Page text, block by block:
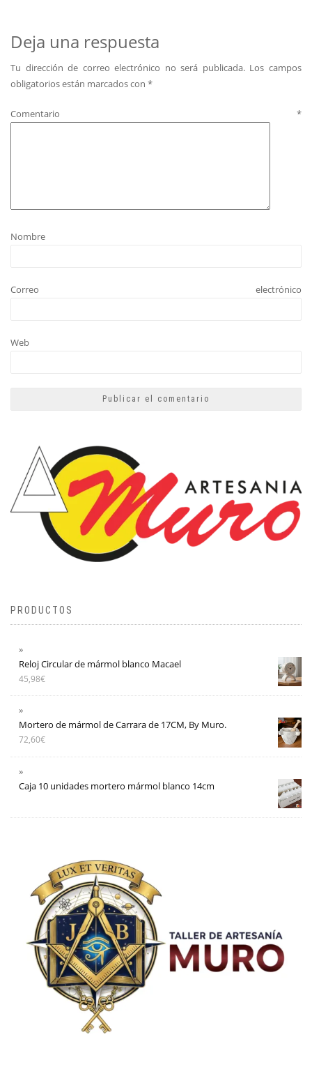
entradas
Deja una respuesta
Tu dirección de correo electrónico no será publicada. Los campos
obligatorios están marcados con *
Comentario *
Nombre
Correo electrónico
Web
PRODUCTOS
Reloj Circular de mármol blanco Macael
45,98€
Mortero de mármol de Carrara de 17CM, By Muro.
72,60€
Caja 10 unidades mortero mármol blanco 14cm